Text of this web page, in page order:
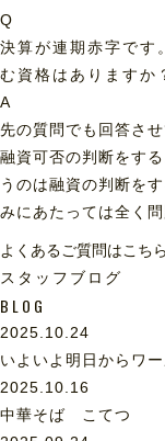
Q
決算が連期赤字です
む資格はありますか
A
先の質問でも回答さ
融資可否の判断をす
うのは融資の判断を
みにあたっては全く問
よくあるご質問はこちら
スタッフブログ
BLOG
2025.10.24
いよいよ明日からワ
2025.10.16
中華そば こてつ